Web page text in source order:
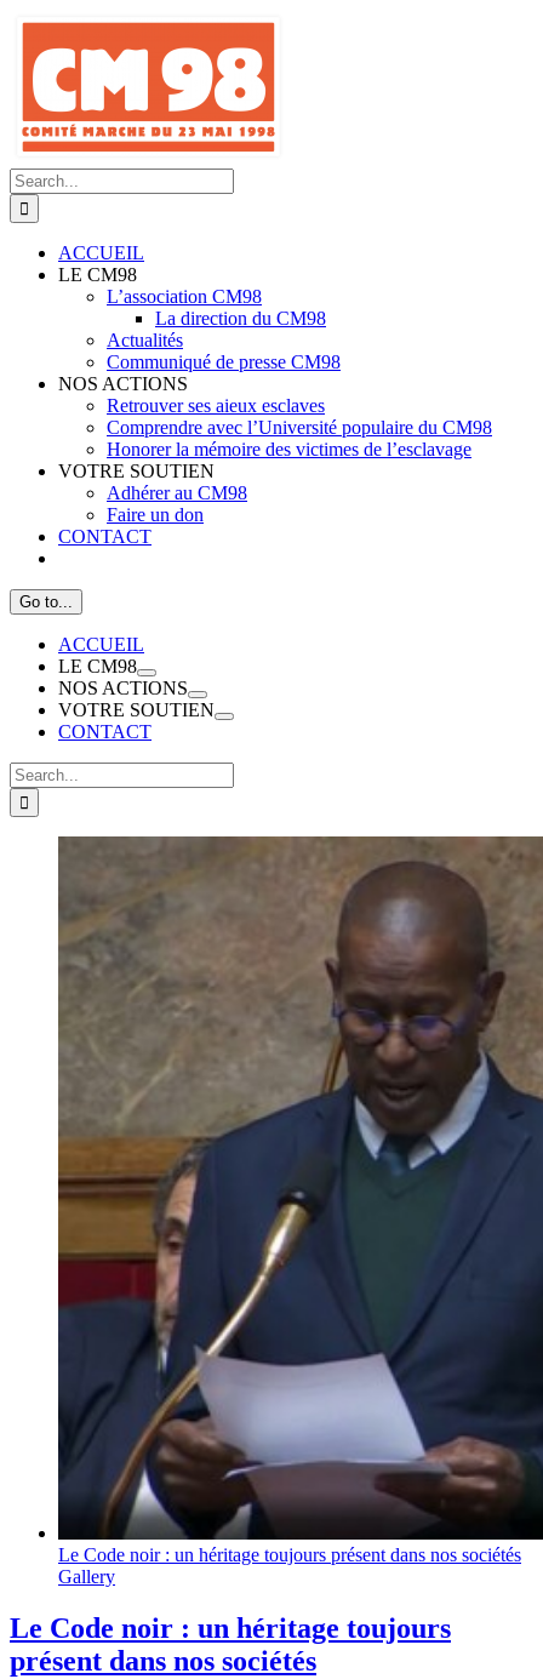
Skip
content
Search
for:
ACCUEIL
LE CM98
L’association CM98
La direction du CM98
Actualités
Communiqué de presse CM98
NOS ACTIONS
Retrouver ses aieux esclaves
Comprendre avec l’Université populaire du CM98
Honorer la mémoire des victimes de l’esclavage
VOTRE SOUTIEN
Adhérer au CM98
Faire un don
CONTACT
Go to...
ACCUEIL
LE CM98
NOS ACTIONS
VOTRE SOUTIEN
CONTACT
Search
for:
Le Code noir : un héritage toujours présent dans nos sociétés
Gallery
Le Code noir : un héritage toujours
présent dans nos sociétés